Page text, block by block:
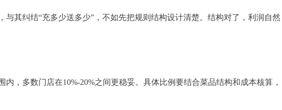
与其纠结“充多少送多少”，不如先把规则结构设计清楚。结构对了，利润自然
，多数门店在10%-20%之间更稳妥。具体比例要结合菜品结构和成本核算，